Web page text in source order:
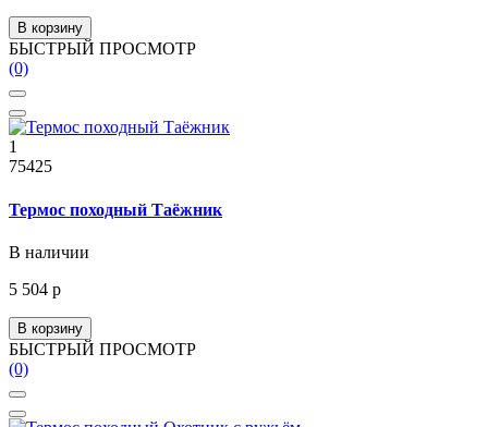
В корзину
БЫСТРЫЙ ПРОСМОТР
(0)
1
75425
Термос походный Таёжник
В наличии
5 504 р
В корзину
БЫСТРЫЙ ПРОСМОТР
(0)